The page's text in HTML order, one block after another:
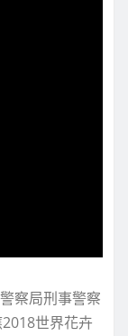
察局刑事警察
世界花卉